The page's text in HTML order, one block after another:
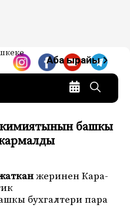
—
Аба ырайы
башкы
жеринен Кара-
бухгалтери пара